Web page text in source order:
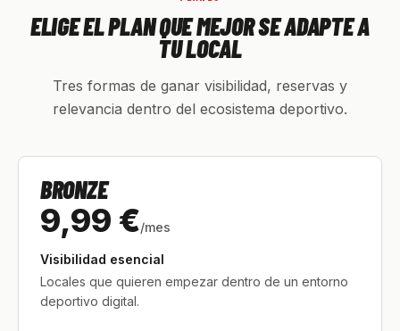
ELIGE EL PLAN QUE MEJOR SE ADAPTE A
TU LOCAL
Tres formas de ganar visibilidad, reservas y
relevancia dentro del ecosistema deportivo.
BRONZE
9,99 €/mes
Visibilidad esencial
Locales que quieren empezar dentro de un entorno
deportivo digital.